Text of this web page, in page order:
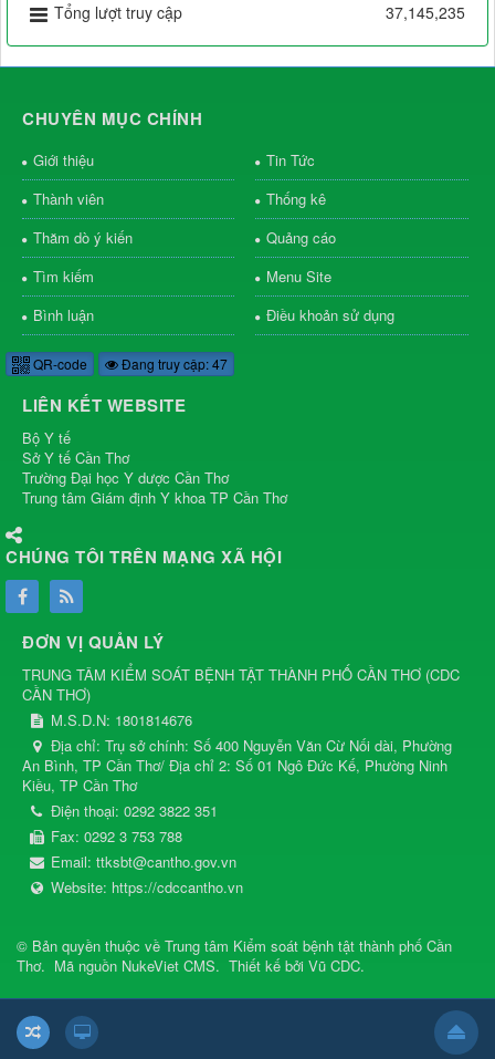
Tổng lượt truy cập
37,145,235
CHUYÊN MỤC CHÍNH
Giới thiệu
Tin Tức
Thành viên
Thống kê
Thăm dò ý kiến
Quảng cáo
Tìm kiếm
Menu Site
Bình luận
Điều khoản sử dụng
QR-code Đang truy cập: 47
LIÊN KẾT WEBSITE
Bộ Y tế
Sở Y tế Cần Thơ
Trường Đại học Y dược Cần Thơ
Trung tâm Giám định Y khoa TP Cần Thơ
CHÚNG TÔI TRÊN MẠNG XÃ HỘI
ĐƠN VỊ QUẢN LÝ
TRUNG TÂM KIỂM SOÁT BỆNH TẬT THÀNH PHỐ CẦN THƠ (CDC
CẦN THƠ)
M.S.D.N: 1801814676
Địa chỉ: Trụ sở chính: Số 400 Nguyễn Văn Cừ Nối dài, Phường
An Bình, TP Cần Thơ/ Địa chỉ 2: Số 01 Ngô Đức Kế, Phường Ninh
Kiều, TP Cần Thơ
Điện thoại: 0292 3822 351
Fax: 0292 3 753 788
Email: ttksbt@cantho.gov.vn
Website: https://cdccantho.vn
© Bản quyền thuộc về Trung tâm Kiểm soát bệnh tật thành phố Cần
Thơ. Mã nguồn NukeViet CMS. Thiết kế bởi Vũ CDC.